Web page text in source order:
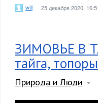
will 25 декабря 2020,
ЗИМОВЬЕ В
тайга,
Природа и Люди